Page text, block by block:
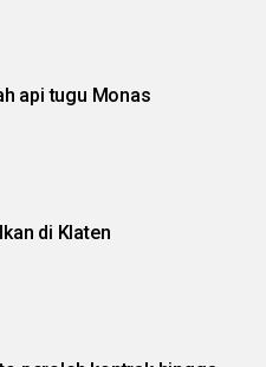
api tugu Monas
di Klaten